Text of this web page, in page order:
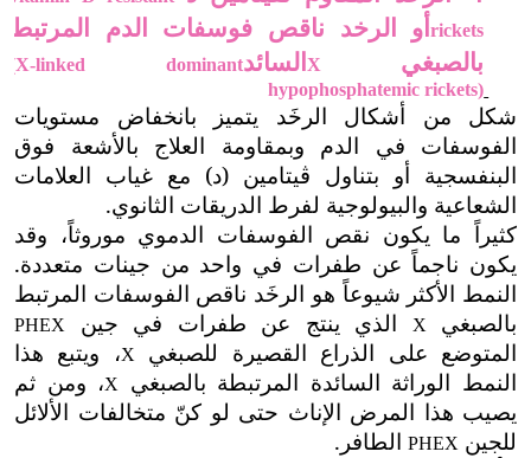
ricketsأو الرخد ناقص فوسفات الدم المرتبط
بالصبغي
Xالسائد(X-linked dominant
hypophosphatemic rickets)
شكل من أشكال الرخَد يتميز بانخفاض مستويات
الفوسفات في الدم وبمقاومة العلاج بالأشعة فوق
البنفسجية أو بتناول ڤيتامين (د) مع غياب العلامات
الشعاعية والبيولوجية لفرط الدريقات الثانوي.
كثيراً ما يكون نقص الفوسفات الدموي موروثاً، وقد
يكون ناجماً عن طفرات في واحد من جينات متعددة.
النمط الأكثر شيوعاً هو الرخَد ناقص الفوسفات المرتبط
بالصبغيX الذي ينتج عن طفرات في جين PHEX
المتوضع على الذراع القصيرة للصبغيX، ويتبع هذا
النمط الوراثة السائدة المرتبطة بالصبغي
X، ومن ثم
يصيب هذا المرض الإناث حتى لو كنّ متخالفات الألائل
للجين PHEX الطافر.